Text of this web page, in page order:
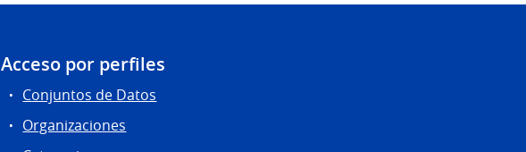
Acceso por perfiles
Conjuntos de Datos
Organizaciones